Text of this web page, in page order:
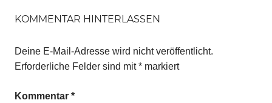
KOMMENTAR HINTERLASSEN
Deine E-Mail-Adresse wird nicht veröffentlicht.
Erforderliche Felder sind mit* markiert
Kommentar *